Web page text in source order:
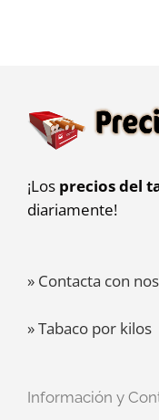
¡Los precios del
diariamente!
» Contacta con
» Tabaco por kilos
Información y